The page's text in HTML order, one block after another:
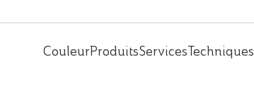
CouleurProduitsServicesTechniques